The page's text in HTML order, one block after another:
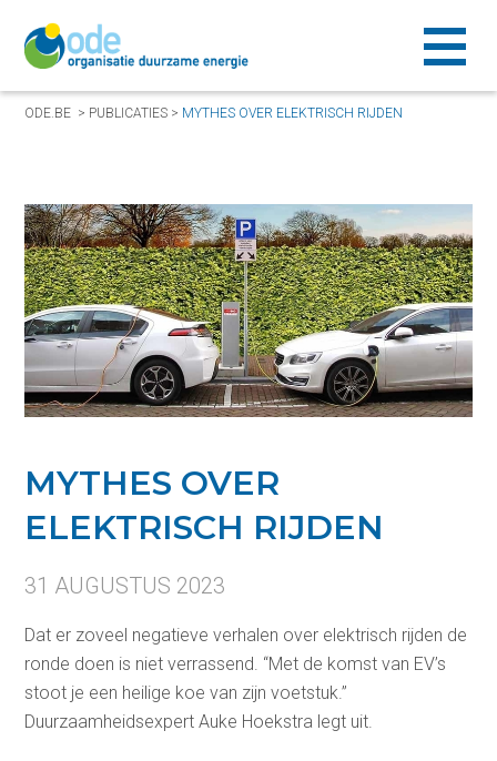
ODE.BE > PUBLICATIES > MYTHES OVER ELEKTRISCH RIJDEN
MYTHES OVER
ELEKTRISCH RIJDEN
31 AUGUSTUS 2023
Dat er zoveel negatieve verhalen over elektrisch rijden de
ronde doen is niet verrassend. “Met de komst van EV’s
stoot je een heilige koe van zijn voetstuk.”
Duurzaamheidsexpert Auke Hoekstra legt uit.